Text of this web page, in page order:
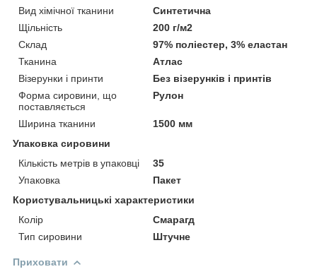
Вид хімічної тканини
Синтетична
Щільність
200 г/м2
Склад
97% поліестер, 3% еластан
Тканина
Атлас
Візерунки і принти
Без візерунків і принтів
Форма сировини, що
поставляється
Рулон
Ширина тканини
1500 мм
Упаковка сировини
Кількість метрів в упаковці
35
Упаковка
Пакет
Користувальницькі характеристики
Колір
Смарагд
Тип сировини
Штучне
Приховати